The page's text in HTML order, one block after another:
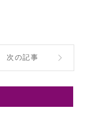
次の記事